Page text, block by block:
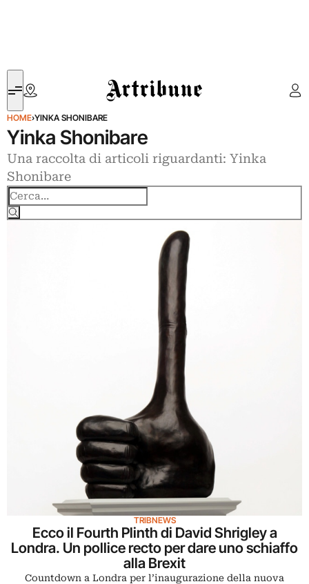
Artribune
HOME›YINKA SHONIBARE
Yinka Shonibare
Una raccolta di articoli riguardanti: Yinka
Shonibare
TRIBNEWS
Ecco il Fourth Plinth di David Shrigley a
Londra. Un pollice recto per dare uno schiaffo
alla Brexit
Countdown a Londra per l’inaugurazione della nuova